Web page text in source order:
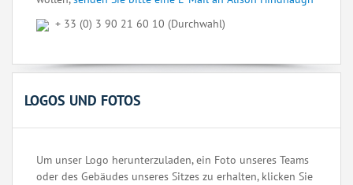
+ 33 (0) 3 90 21 60 10 (Durchwahl)
LOGOS UND FOTOS
Um unser Logo herunterzuladen, ein Foto unseres Teams
oder des Gebäudes unseres Sitzes zu erhalten, klicken Sie